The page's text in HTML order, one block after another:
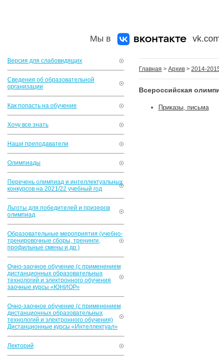
Мы в
Версия для слабовидящих
Сведения об образовательной
организации
Как попасть на обучение
Хочу все знать
Наши преподаватели
Олимпиады
Перечень олимпиад и интеллектуальных
конкурсов на 2021/22 учебный год
Льготы для победителей и призеров
олимпиад
Образовательные мероприятия (учебно-
тренировочные сборы, тренинги,
профильные смены и др.)
Очно-заочное обучение (с применением
дистанционных образовательных
технологий и электронного обучения
заочные курсы «ЮНИОР»
Очно-заочное обучение (с применением
дистанционных образовательных
технологий и электронного обучения)
Дистанционные курсы «Интеллектуал»
Лекторий
Главная > Архив > 2014-
Всероссийская
Приказы, письма